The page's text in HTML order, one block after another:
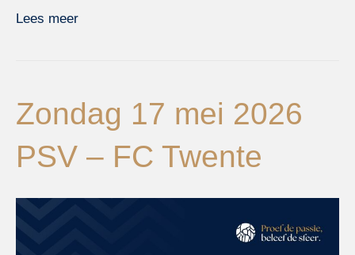
Lees meer
Zondag 17 mei 2026
PSV – FC Twente